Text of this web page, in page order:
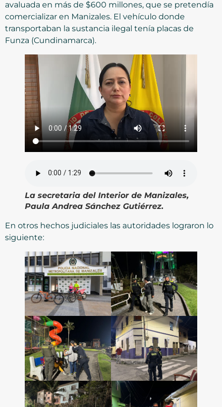
avaluada en más de $600 millones, que se pretendía
comercializar en Manizales. El vehículo donde
transportaban la sustancia ilegal tenía placas de
Funza (Cundinamarca).
La secretaria del Interior de Manizales,
Paula Andrea Sánchez Gutiérrez.
En otros hechos judiciales las autoridades lograron lo
siguiente: